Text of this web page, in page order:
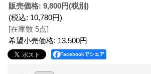
販売価格: 9,800円(税別)
(税込: 10,780円)
[在庫数 5点]
希望小売価格: 13,500円
Facebookでシェア